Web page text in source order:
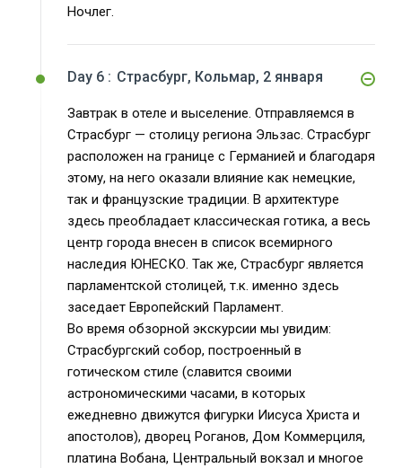
Ночлег.
Day 6 : Страсбург, Кольмар, 2 января
Завтрак в отеле и выселение. Отправляемся в
Страсбург — столицу региона Эльзас. Страсбург
расположен на границе с Германией и благодаря
этому, на него оказали влияние как немецкие,
так и французские традиции. В архитектуре
здесь преобладает классическая готика, а весь
центр города внесен в список всемирного
наследия ЮНЕСКО. Так же, Страсбург является
парламентской столицей, т.к. именно здесь
заседает Европейский Парламент.
Во время обзорной экскурсии мы увидим:
Страсбургский собор, построенный в
готическом стиле (славится своими
астрономическими часами, в которых
ежедневно движутся фигурки Иисуса Христа и
апостолов), дворец Роганов, Дом Коммерциля,
платина Вобана, Центральный вокзал и многое